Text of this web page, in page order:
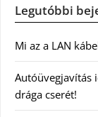
Legutóbbi
Mi az a LAN
Autóüvegjavítás
drága cserét!